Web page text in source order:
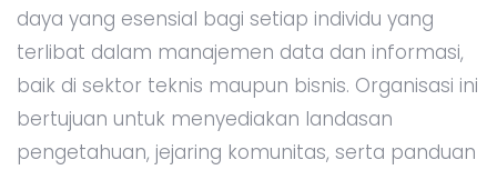
daya yang esensial bagi setiap individu yang
terlibat dalam manajemen data dan informasi,
baik di sektor teknis maupun bisnis. Organisasi ini
bertujuan untuk menyediakan landasan
pengetahuan, jejaring komunitas, serta panduan